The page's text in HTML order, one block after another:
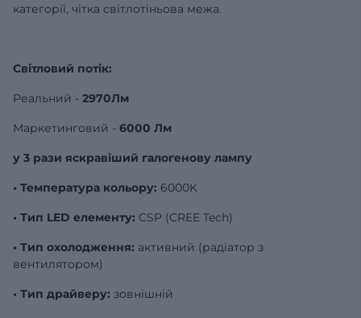
категорії, чітка світлотіньова межа.
Світловий потік:
Реальний - 2970Лм
Маркетинговий - 6000 Лм
у 3 рази яскравіший галогенову лампу
• Температура кольору: 6000K
• Тип LED елементу: CSP (CREE Tech)
• Тип охолодження: активний (радіатор з
вентилятором)
• Тип драйверу: зовнішній